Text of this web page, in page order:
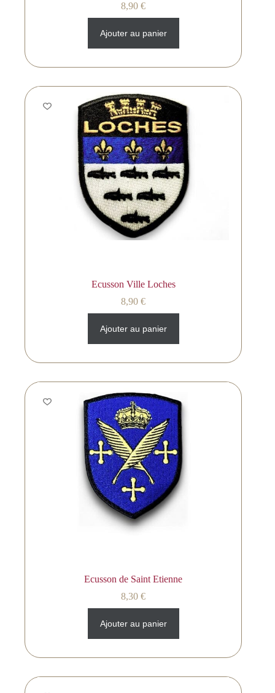
8,90€
Ajouter au panier
Ecusson Ville Loches
8,90€
Ajouter au panier
Ecusson de Saint Etienne
8,30€
Ajouter au panier